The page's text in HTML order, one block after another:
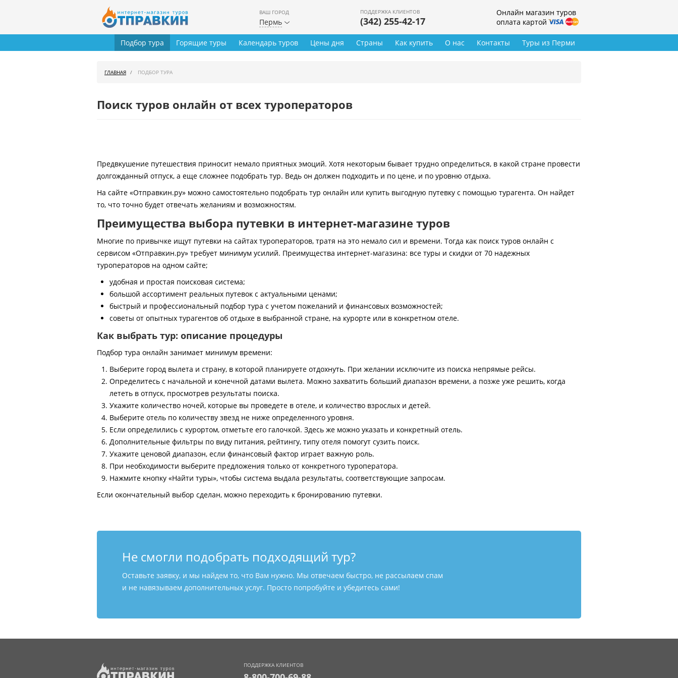
ВАШ ГОРОД
Пермь
ПОДДЕРЖКА КЛИЕНТОВ
(342) 255-42-17
Онлайн магазин туров
оплата картой
Туры из Перми
Подбор тура Горящие туры Календарь туров Цены дня Страны Как купить О нас Контакты
ГЛАВНАЯ ПОДБОР ТУРА
Поиск туров онлайн от всех туроператоров
Предвкушение путешествия приносит немало приятных эмоций. Хотя некоторым бывает трудно определиться, в какой стране провести
долгожданный отпуск, а еще сложнее подобрать тур. Ведь он должен подходить и по цене, и по уровню отдыха.
На сайте «Отправкин.ру» можно самостоятельно подобрать тур онлайн или купить выгодную путевку с помощью турагента. Он найдет
то, что точно будет отвечать желаниям и возможностям.
Преимущества выбора путевки в интернет-магазине туров
Многие по привычке ищут путевки на сайтах туроператоров, тратя на это немало сил и времени. Тогда как поиск туров онлайн с
сервисом «Отправкин.ру» требует минимум усилий. Преимущества интернет-магазина: все туры и скидки от 70 надежных
туроператоров на одном сайте;
удобная и простая поисковая система;
большой ассортимент реальных путевок с актуальными ценами;
быстрый и профессиональный подбор тура с учетом пожеланий и финансовых возможностей;
советы от опытных турагентов об отдыхе в выбранной стране, на курорте или в конкретном отеле.
Как выбрать тур: описание процедуры
Подбор тура онлайн занимает минимум времени:
Выберите город вылета и страну, в которой планируете отдохнуть. При желании исключите из поиска непрямые рейсы.
Определитесь с начальной и конечной датами вылета. Можно захватить больший диапазон времени, а позже уже решить, когда
лететь в отпуск, просмотрев результаты поиска.
Укажите количество ночей, которые вы проведете в отеле, и количество взрослых и детей.
Выберите отель по количеству звезд не ниже определенного уровня.
Если определились с курортом, отметьте его галочкой. Здесь же можно указать и конкретный отель.
Дополнительные фильтры по виду питания, рейтингу, типу отеля помогут сузить поиск.
Укажите ценовой диапазон, если финансовый фактор играет важную роль.
При необходимости выберите предложения только от конкретного туроператора.
Нажмите кнопку «Найти туры», чтобы система выдала результаты, соответствующие запросам.
Если окончательный выбор сделан, можно переходить к бронированию путевки.
Не смогли подобрать подходящий тур?
Оставьте заявку, и мы найдем то, что Вам нужно. Мы отвечаем быстро, не рассылаем спам
и не навязываем дополнительных услуг. Просто попробуйте и убедитесь сами!
ПОДДЕРЖКА КЛИЕНТОВ